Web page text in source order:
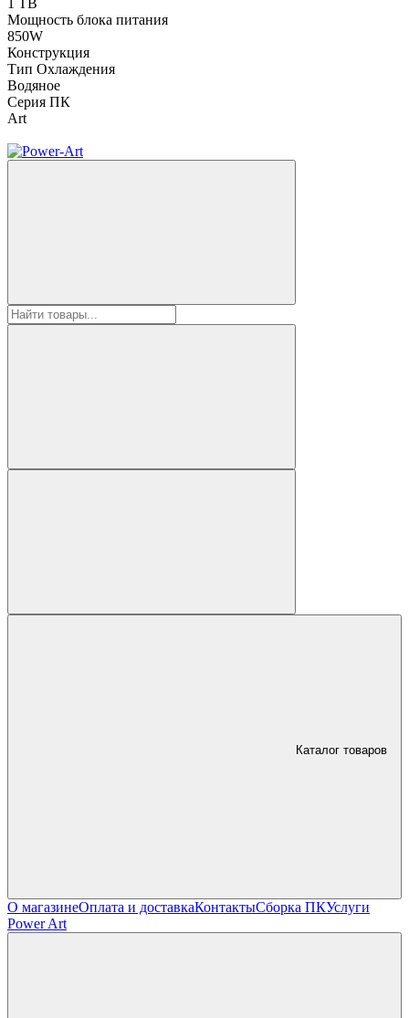
1 TB
Мощность блока питания
850W
Конструкция
Тип Охлаждения
Водяное
Серия ПК
Art
Каталог товаров
О магазинеОплата и доставкаКонтактыСборка ПКУслуги
Power Art